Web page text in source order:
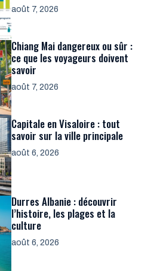
août 7, 2026
Chiang Mai dangereux ou sûr :
ce que les voyageurs doivent
savoir
août 7, 2026
Capitale en Visaloire : tout
savoir sur la ville principale
août 6, 2026
Durres Albanie : découvrir
l’histoire, les plages et la
culture
août 6, 2026